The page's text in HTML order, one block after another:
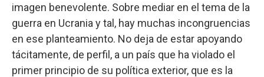
imagen benevolente. Sobre mediar en el tema de la
guerra en Ucrania y tal, hay muchas incongruencias
en ese planteamiento. No deja de estar apoyando
tácitamente, de perfil, a un país que ha violado el
primer principio de su política exterior, que es la